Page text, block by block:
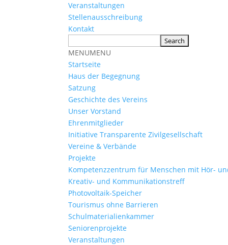
Veranstaltungen
Stellenausschreibung
Kontakt
MENUMENU
Startseite
Haus der Begegnung
Satzung
Geschichte des Vereins
Unser Vorstand
Ehrenmitglieder
Initiative Transparente Zivilgesellschaft
Vereine & Verbände
Projekte
Kompetenzzentrum für Menschen mit Hör-
Kreativ- und Kommunikationstreff
Photovoltaik-Speicher
Tourismus ohne Barrieren
Schulmaterialienkammer
Seniorenprojekte
Veranstaltungen